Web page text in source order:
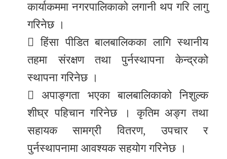
कार्याकममा नगरपालिकाको लगानी थप गरि लागु
गरिनेछ ।
 हिंसा पीडित बालबालिकका लागि स्थानीय
तहमा संरक्षण तथा पुर्नस्थापना केन्द्रको
स्थापना गरिनेछ ।
 अपाङ्गता भएका बालबालिकाको निशुल्क
शीघ्र पहिचान गरिनेछ । कृतिम अङ्ग तथा
सहायक सामग्री वितरण, उपचार र
पुर्नस्थापनामा आवश्यक सहयोग गरिनेछ ।